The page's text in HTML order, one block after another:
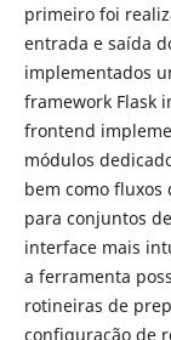
primeiro foi
entrada e saída
implementados
framework Flask
frontend
módulos
bem como fluxos
para conjuntos
interface mais
a ferramenta
rotineiras de
configuração de